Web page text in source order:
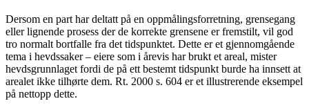
Dersom en part har deltatt på en oppmålingsforretning, grensegang
eller lignende prosess der de korrekte grensene er fremstilt, vil god
tro normalt bortfalle fra det tidspunktet. Dette er et gjennomgående
tema i hevdssaker – eiere som i årevis har brukt et areal, mister
hevdsgrunnlaget fordi de på ett bestemt tidspunkt burde ha innsett at
arealet ikke tilhørte dem. Rt. 2000 s. 604 er et illustrerende eksempel
på nettopp dette.